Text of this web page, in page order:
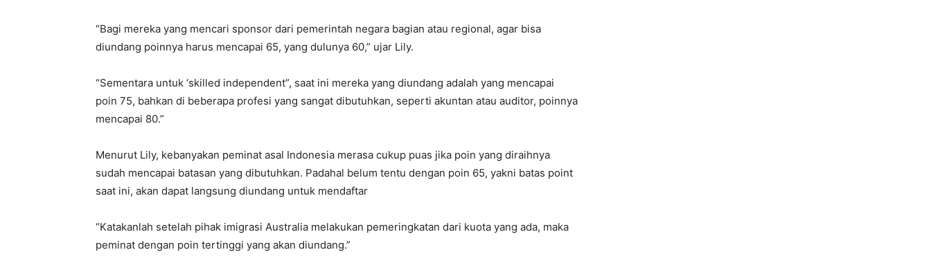
“Bagi mereka yang mencari sponsor dari pemerintah negara bagian atau regional, agar bisa
diundang poinnya harus mencapai 65, yang dulunya 60,” ujar Lily.
“Sementara untuk ‘skilled independent”, saat ini mereka yang diundang adalah yang mencapai
poin 75, bahkan di beberapa profesi yang sangat dibutuhkan, seperti akuntan atau auditor, poinnya
mencapai 80.”
Menurut Lily, kebanyakan peminat asal Indonesia merasa cukup puas jika poin yang diraihnya
sudah mencapai batasan yang dibutuhkan. Padahal belum tentu dengan poin 65, yakni batas point
saat ini, akan dapat langsung diundang untuk mendaftar
“Katakanlah setelah pihak imigrasi Australia melakukan pemeringkatan dari kuota yang ada, maka
peminat dengan poin tertinggi yang akan diundang.”